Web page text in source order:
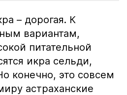
– дорогая. К
вариантам,
питательной
икра сельди,
конечно, это совсем
астраханские